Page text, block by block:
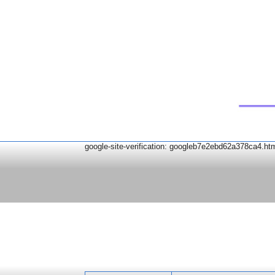
google-site-verification: